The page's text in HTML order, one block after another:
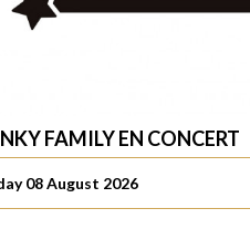
FAMILY EN CONCERT
08 August 2026